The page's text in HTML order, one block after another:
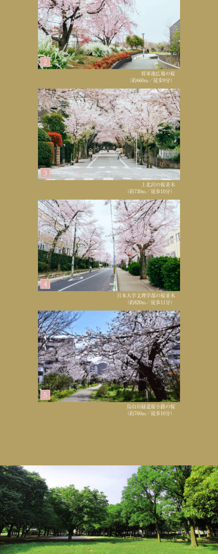
将軍池広場の桜
（約660m／徒歩9分）
上北沢の桜並木
（約730m／徒歩10分）
日本大学文理学部の桜並木
（約820m／徒歩11分）
烏山川緑道桜小路の桜
（約760m／徒歩10分）